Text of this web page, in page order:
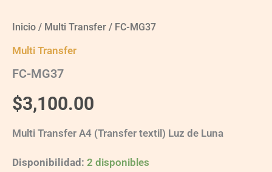
Inicio / Multi Transfer / FC-MG37
Multi Transfer
FC-MG37
$3,100.00
Multi Transfer A4 (Transfer textil) Luz de Luna
Disponibilidad: 2 disponibles